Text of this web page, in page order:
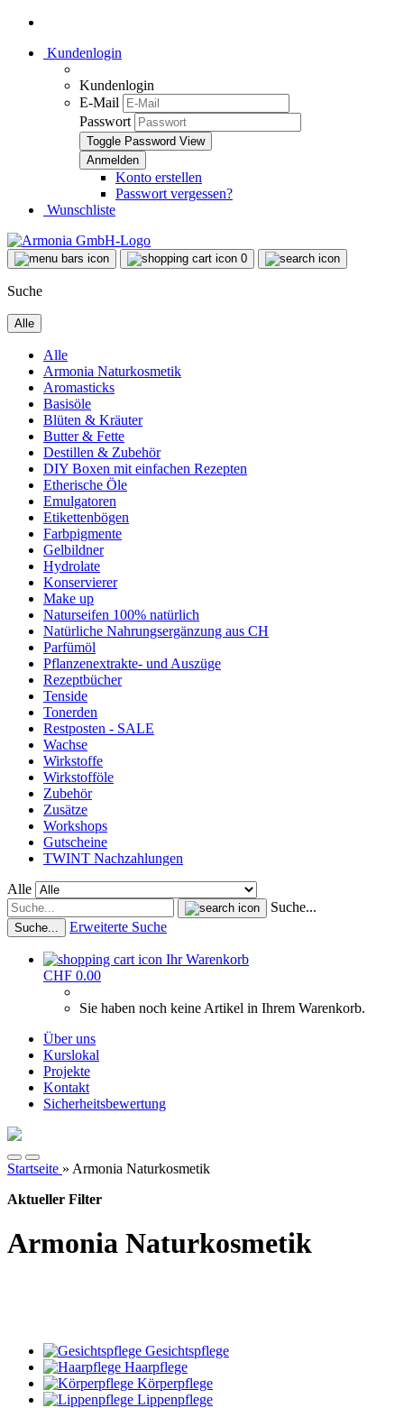
Kundenlogin
Kundenlogin
E-Mail
Passwort
Toggle Password View
Konto erstellen
Passwort vergessen?
Wunschliste
0
Suche
Alle
Alle
Armonia Naturkosmetik
Aromasticks
Basisöle
Blüten & Kräuter
Butter & Fette
Destillen & Zubehör
DIY Boxen mit einfachen Rezepten
Etherische Öle
Emulgatoren
Etikettenbögen
Farbpigmente
Gelbildner
Hydrolate
Konservierer
Make up
Naturseifen 100% natürlich
Natürliche Nahrungsergänzung aus CH
Parfümöl
Pflanzenextrakte- und Auszüge
Rezeptbücher
Tenside
Tonerden
Restposten - SALE
Wachse
Wirkstoffe
Wirkstofföle
Zubehör
Zusätze
Workshops
Gutscheine
TWINT Nachzahlungen
Alle
Suche...
Suche... Erweiterte Suche
Ihr Warenkorb
CHF 0.00
Sie haben noch keine Artikel in Ihrem Warenkorb.
Über uns
Kurslokal
Projekte
Kontakt
Sicherheitsbewertung
Startseite » Armonia Naturkosmetik
Aktueller Filter
Armonia Naturkosmetik
Gesichtspflege
Haarpflege
Körperpflege
Lippenpflege